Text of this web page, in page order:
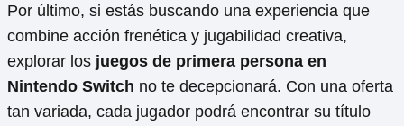
Por último, si estás buscando una experiencia que
combine acción frenética y jugabilidad creativa,
explorar los juegos de primera persona en
Nintendo Switch no te decepcionará. Con una oferta
tan variada, cada jugador podrá encontrar su título